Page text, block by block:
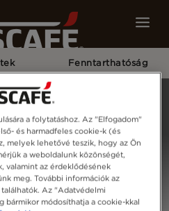
Fenntarthatóság
a folytatáshoz. Az "Elfogadom"
és harmadfeles cookie-k (és
melyek lehetővé teszik, hogy az Ön
a weboldalunk közönségét,
valamint az érdeklődésének
meg. További információk az
Az "Adatvédelmi
bármikor módosíthatja a cookie-kkal